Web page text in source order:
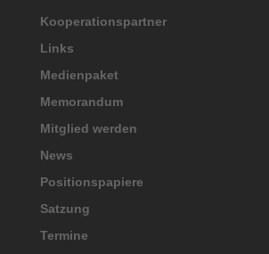
Kooperationspartner
Links
Medienpaket
Memorandum
Mitglied werden
News
Positionspapiere
Satzung
Termine